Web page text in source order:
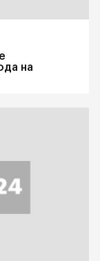
на